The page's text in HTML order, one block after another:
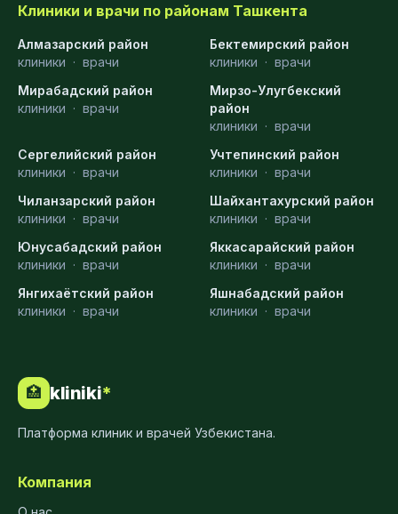
Клиники и врачи по районам Ташкента
Алмазарский район
клиники · врачи
Бектемирский район
клиники · врачи
Мирабадский район
клиники · врачи
Мирзо-Улугбекский
район
клиники · врачи
Сергелийский район
клиники · врачи
Учтепинский район
клиники · врачи
Чиланзарский район
клиники · врачи
Шайхантахурский район
клиники · врачи
Юнусабадский район
клиники · врачи
Яккасарайский район
клиники · врачи
Янгихаётский район
клиники · врачи
Яшнабадский район
клиники · врачи
🏥 kliniki*
Платформа клиник и врачей Узбекистана.
Компания